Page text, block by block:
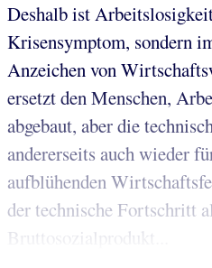
Deshalb ist
Krisensymptom, sondern
Anzeichen von
ersetzt den Menschen,
abgebaut, aber die
andererseits auch wieder
aufblühenden
der technische Fortschritt
Bruttosozialprodukt...